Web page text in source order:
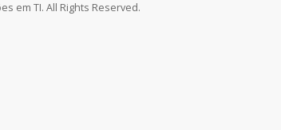
em TI. All Rights Reserved.